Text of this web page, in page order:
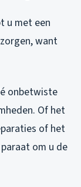
u met een
want
onbetwiste
Of het
of het
om u de